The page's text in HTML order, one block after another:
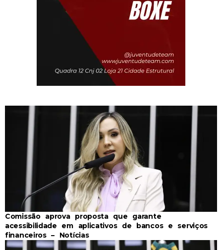
Comissão aprova proposta que garante
acessibilidade em aplicativos de bancos e serviços
financeiros – Notícias